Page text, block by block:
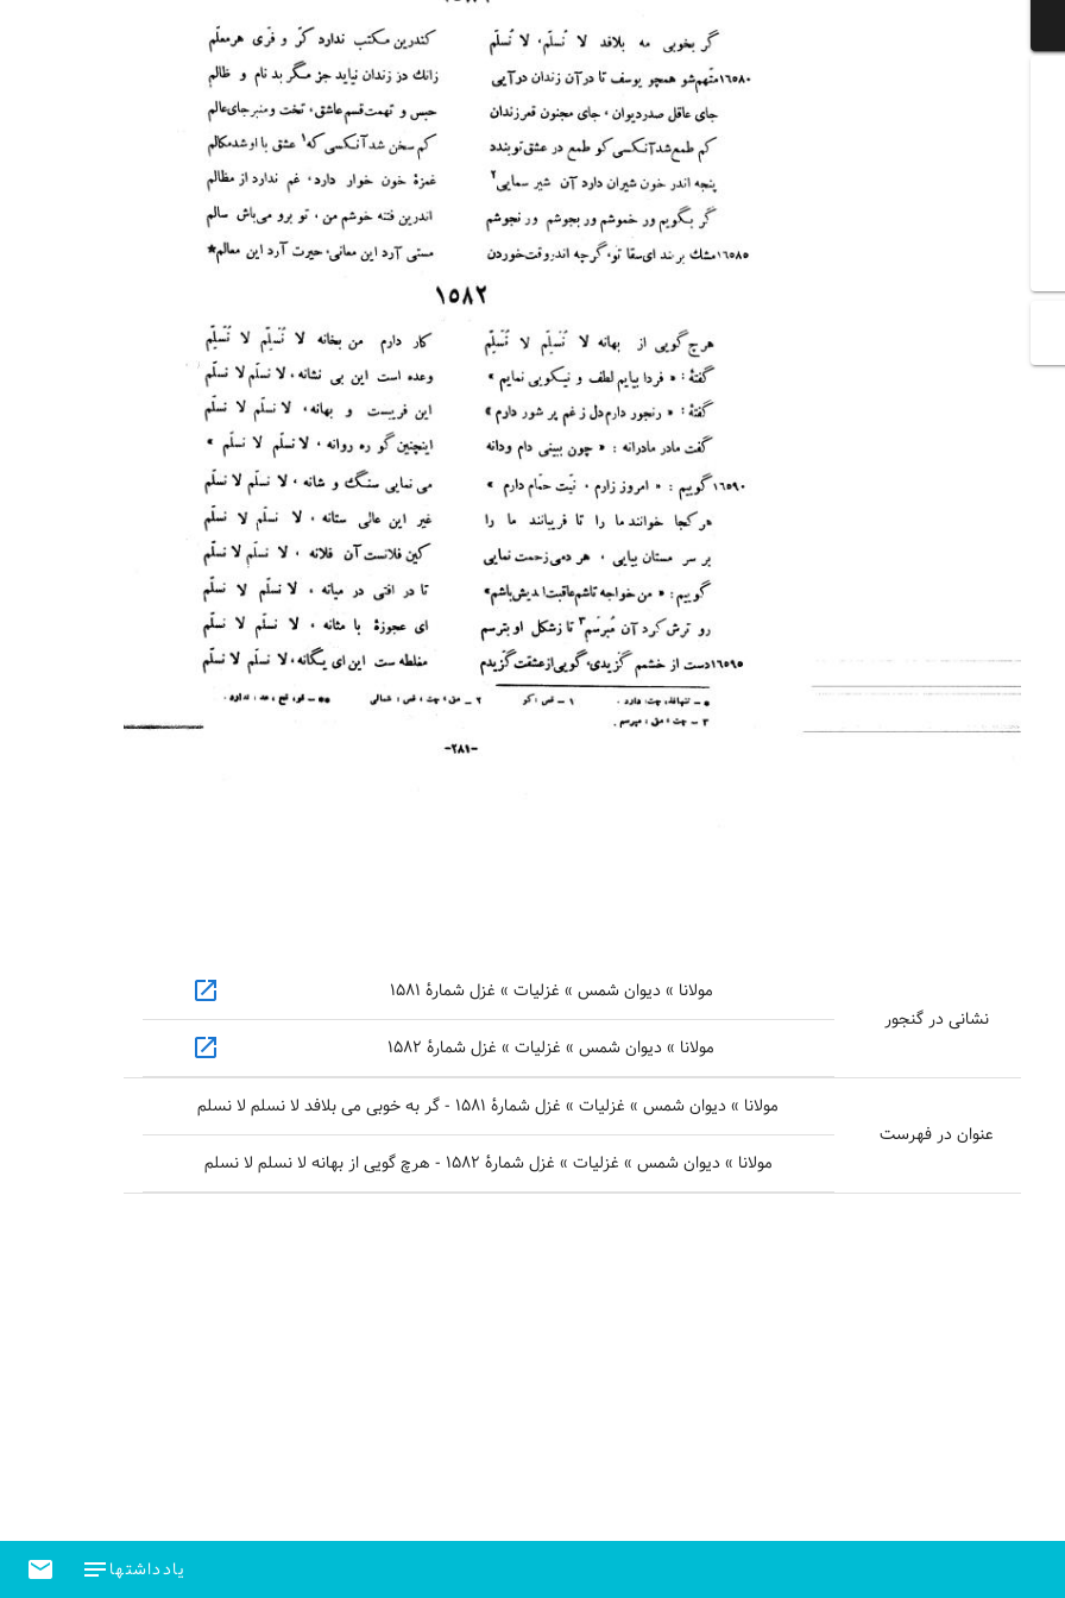
نشانی در گنجور
مولانا » دیوان شمس » غزلیات » غزل شمارهٔ ۱۵۸۱ open_in_new
مولانا » دیوان شمس » غزلیات » غزل شمارهٔ ۱۵۸۲ open_in_new
عنوان در فهرست
مولانا » دیوان شمس » غزلیات » غزل شمارهٔ ۱۵۸۱ - گر به خوبی می بلافد لا نسلم لا نسلم
مولانا » دیوان شمس » غزلیات » غزل شمارهٔ ۱۵۸۲ - هرچ گویی از بهانه لا نسلم لا نسلم
یادداشتهاnotes
email